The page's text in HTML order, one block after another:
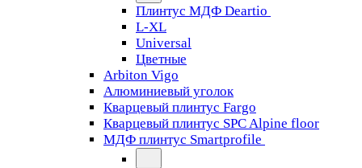
Плинтус МДФ Deartio
L-XL
Universal
Цветные
Arbiton Vigo
Алюминиевый уголок
Кварцевый плинтус Fargo
Кварцевый плинтус SPC Alpine floor
МДФ плинтус Smartprofile